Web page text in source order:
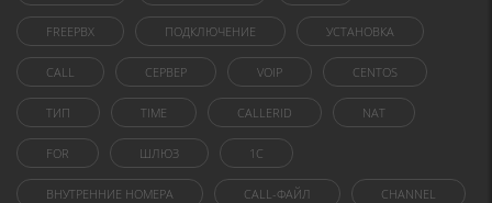
FREEPBX ПОДКЛЮЧЕНИЕ УСТАНОВКА
CALL СЕРВЕР VOIP CENTOS
ТИП TIME CALLERID NAT
FOR ШЛЮЗ 1C
ВНУТРЕННИЕ НОМЕРА CALL-ФАЙЛ CHANNEL